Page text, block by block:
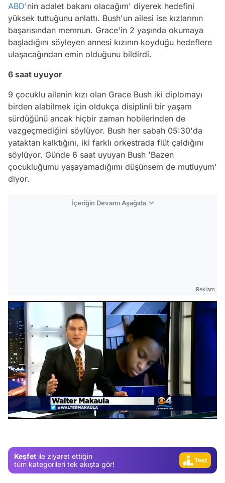
ABD'nin adalet bakanı olacağım' diyerek hedefini
yüksek tuttuğunu anlattı. Bush'un ailesi ise kızlarının
başarısından memnun. Grace'in 2 yaşında okumaya
başladığını söyleyen annesi kızının koyduğu hedeflere
ulaşacağından emin olduğunu bildirdi.
6 saat uyuyor
9 çocuklu ailenin kızı olan Grace Bush iki diplomayı
birden alabilmek için oldukça disiplinli bir yaşam
sürdüğünü ancak hiçbir zaman hobilerinden de
vazgeçmediğini söylüyor. Bush her sabah 05:30'da
yataktan kalktığını, iki farklı orkestrada flüt çaldığını
söylüyor. Günde 6 saat uyuyan Bush 'Bazen
çocukluğumu yaşayamadığımı düşünsem de mutluyum'
diyor.
İçeriğin Devamı Aşağıda
Reklam
Keşfet ile ziyaret ettiğin
tüm kategorileri tek akışta gör!
Test
Gündem
Test